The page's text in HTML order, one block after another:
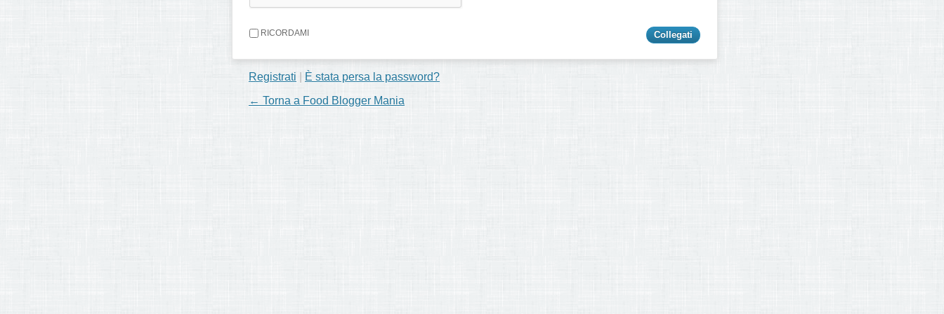
RICORDAMI
Registrati
È stata persa la password?
← Torna a Food Blogger Mania